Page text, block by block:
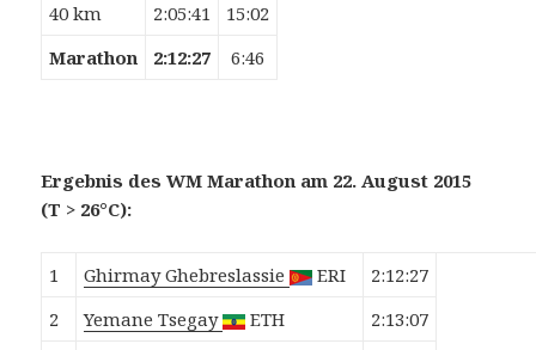
40 km
2:05:41
15:02
Marathon
2:12:27 6:46
Ergebnis des WM Marathon am 22. August 2015
(T > 26°C):
1 GhirmayGhebreslassie ERI
2:12:27
2
YemaneTsegay ETH
2:13:07